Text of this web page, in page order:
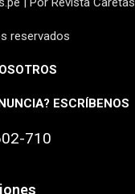
reservados
ESCRÍBENOS
710